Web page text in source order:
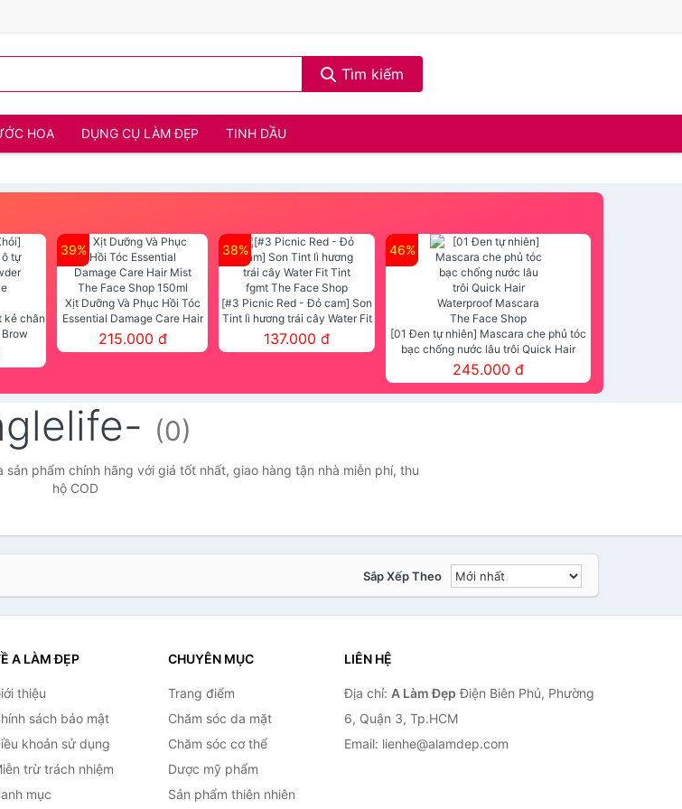
Tìm kiếm
HOA DỤNG CỤ LÀM ĐẸP TINH DẦU
kẻ chân
Shop
39%
Xịt Dưỡng Và Phục Hồi Tóc
Essential Damage Care Hair
Mist The Face Shop 150ml
215.000 đ
38%
[#3 Picnic Red - Đỏ cam] Son
Tint lì hương trái cây Water Fit
Tint fgmt The Face Shop
137.000 đ
46%
[01 Đen tự nhiên] Mascara che phủ tóc
bạc chống nước lâu trôi Quick Hair
Waterproof Mascara The Face Shop
245.000 đ
(0)
phẩm chính hãng với giá tốt nhất, giao hàng tận nhà miễn phí, thu
hộ COD
Sắp Xếp Theo
A LÀM ĐẸP
thiệu
sách bảo mật
khoản sử dụng
trừ trách nhiệm
mục
CHUYÊN MỤC
Trang điểm
Chăm sóc da mặt
Chăm sóc cơ thể
Dược mỹ phẩm
Sản phẩm thiên nhiên
LIÊN HỆ
Địa chỉ: A Làm Đẹp Điện Biên Phủ, Phường
6, Quận 3, Tp.HCM
Email: lienhe@alamdep.com